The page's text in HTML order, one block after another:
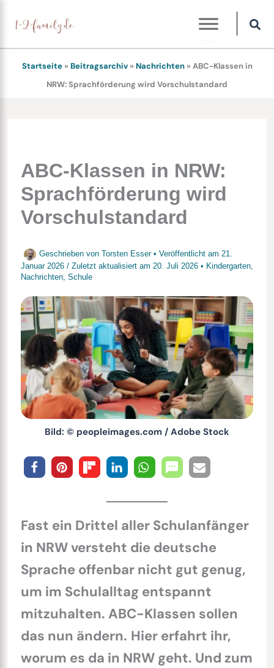
Inhalt
springen
Startseite» Beitragsarchiv» Nachrichten» ABC-Klassen in
NRW: Sprachförderung wird Vorschulstandard
ABC-Klassen in NRW:
Sprachförderung wird
Vorschulstandard
Geschrieben von Torsten Esser • Veröffentlicht am 21.
Januar 2026 / Zuletzt aktualisiert am 20. Juli 2026• Kindergarten,
Nachrichten, Schule
Bild: © peopleimages.com / Adobe Stock
Fast ein Drittel aller Schulanfänger
in NRW versteht die deutsche
Sprache offenbar nicht gut genug,
um im Schulalltag entspannt
mitzuhalten. ABC-Klassen sollen
das nun ändern. Hier erfahrt ihr,
worum es da in NRW geht. Und zum